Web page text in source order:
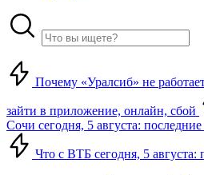
Почему «Уралсиб» не
зайти в приложение, онлайн, сбой
Сочи сегодня, 5 августа:
Что с ВТБ сегодня, 5 августа: